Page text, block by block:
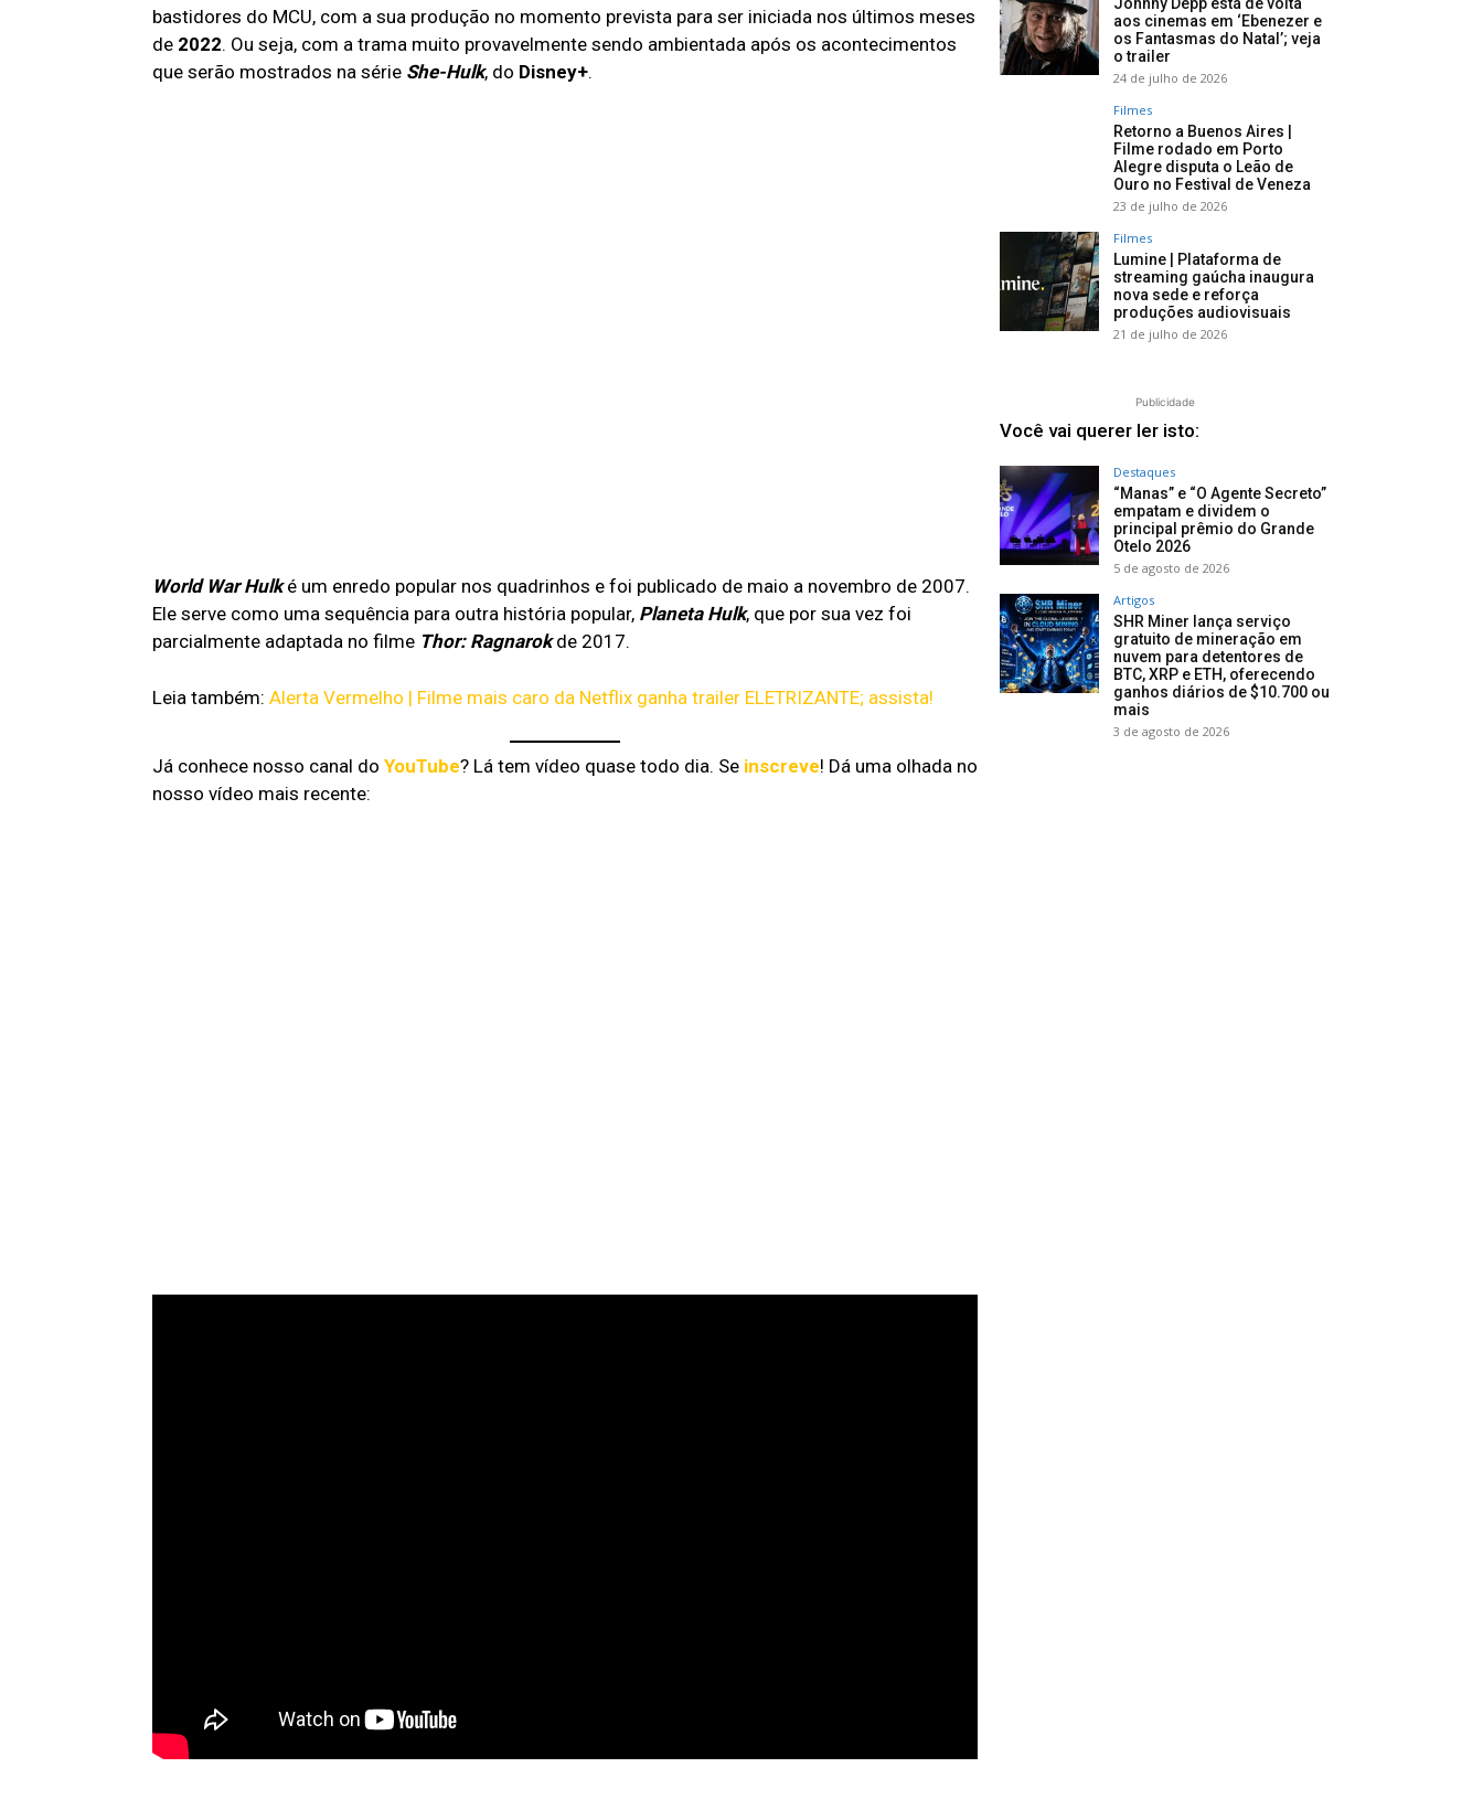
bastidores do MCU, com a sua produção no momento prevista para ser iniciada nos últimos meses
de 2022. Ou seja, com a trama muito provavelmente sendo ambientada após os acontecimentos
que serão mostrados na série She-Hulk, do Disney+.
World War Hulké um enredo popular nos quadrinhos e foi publicado de maio a novembro de 2007.
Ele serve como uma sequência para outra história popular, Planeta Hulk, que por sua vez foi
parcialmente adaptada no filme Thor: Ragnarokde 2017.
Leia também: Alerta Vermelho | Filme mais caro da Netflix ganha trailer ELETRIZANTE; assista!
Já conhece nosso canal do YouTube? Lá tem vídeo quase todo dia. Se inscreve! Dá uma olhada no
nosso vídeo mais recente:
aos cinemas em ‘Ebenezer e
os Fantasmas do Natal’; veja
o trailer
24 de julho de 2026
Filmes
Retorno a Buenos Aires |
Filme rodado em Porto
Alegre disputa o Leão de
Ouro no Festival de Veneza
23 de julho de 2026
Filmes
Lumine | Plataforma de
streaming gaúcha inaugura
nova sede e reforça
produções audiovisuais
21 de julho de 2026
Publicidade
Você vai querer ler isto:
Destaques
“Manas” e “O Agente Secreto”
empatam e dividem o
principal prêmio do Grande
Otelo 2026
5 de agosto de 2026
Artigos
SHR Miner lança serviço
gratuito de mineração em
nuvem para detentores de
BTC, XRP e ETH, oferecendo
ganhos diários de $10.700 ou
mais
3 de agosto de 2026